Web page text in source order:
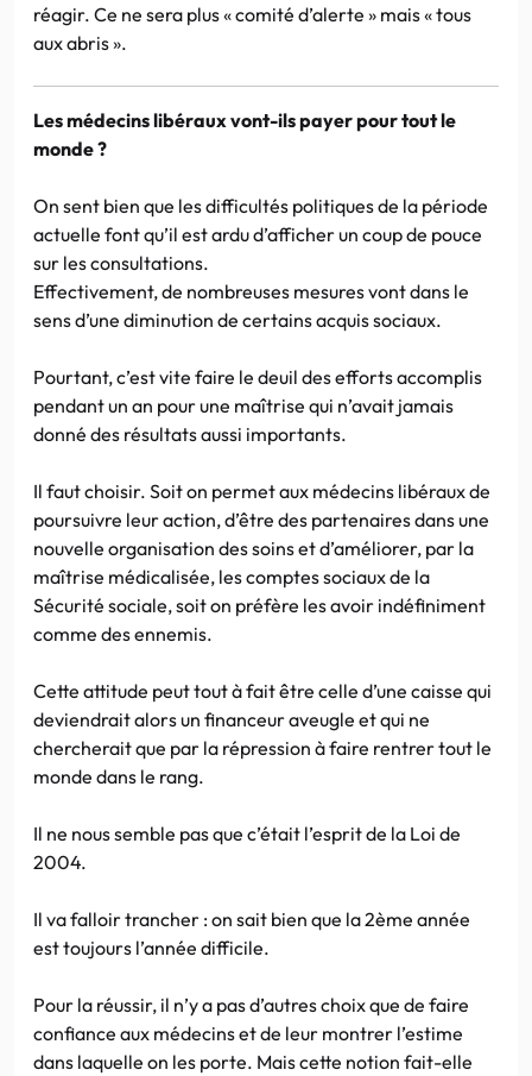
réagir. Ce ne sera plus « comité d’alerte » mais « tous
aux abris ».
Les médecins libéraux vont-ils payer pour tout le
monde ?
On sent bien que les difficultés politiques de la période
actuelle font qu’il est ardu d’afficher un coup de pouce
sur les consultations.
Effectivement, de nombreuses mesures vont dans le
sens d’une diminution de certains acquis sociaux.
Pourtant, c’est vite faire le deuil des efforts accomplis
pendant un an pour une maîtrise qui n’avait jamais
donné des résultats aussi importants.
Il faut choisir. Soit on permet aux médecins libéraux de
poursuivre leur action, d’être des partenaires dans une
nouvelle organisation des soins et d’améliorer, par la
maîtrise médicalisée, les comptes sociaux de la
Sécurité sociale, soit on préfère les avoir indéfiniment
comme des ennemis.
Cette attitude peut tout à fait être celle d’une caisse qui
deviendrait alors un financeur aveugle et qui ne
chercherait que par la répression à faire rentrer tout le
monde dans le rang.
Il ne nous semble pas que c’était l’esprit de la Loi de
2004.
Il va falloir trancher : on sait bien que la 2ème année
est toujours l’année difficile.
Pour la réussir, il n’y a pas d’autres choix que de faire
confiance aux médecins et de leur montrer l’estime
dans laquelle on les porte. Mais cette notion fait-elle